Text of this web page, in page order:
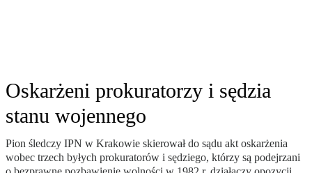
Oskarżeni prokuratorzy i sędzia
stanu wojennego
Pion śledczy IPN w Krakowie skierował do sądu akt oskarżenia
wobec trzech byłych prokuratorów i sędziego, którzy są podejrzani